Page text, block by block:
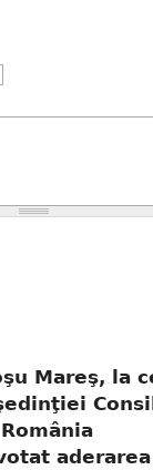
Mareş, la
aderarea